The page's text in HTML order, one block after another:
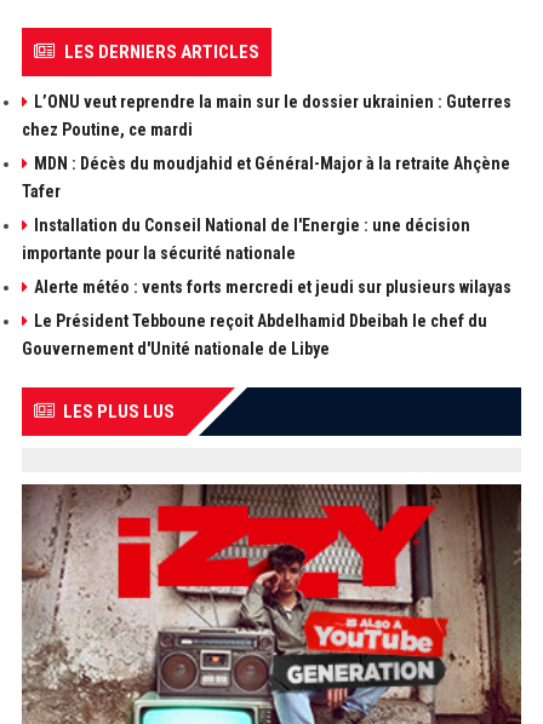
LES DERNIERS ARTICLES
L’ONU veut reprendre la main sur le dossier ukrainien : Guterres
chez Poutine, ce mardi
MDN : Décès du moudjahid et Général-Major à la retraite Ahçène
Tafer
Installation du Conseil National de l'Energie : une décision
importante pour la sécurité nationale
Alerte météo : vents forts mercredi et jeudi sur plusieurs wilayas
Le Président Tebboune reçoit Abdelhamid Dbeibah le chef du
Gouvernement d'Unité nationale de Libye
LES PLUS LUS